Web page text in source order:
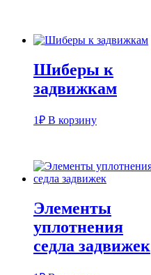
Шиберы к
задвижкам
1₽ В корзину
Элементы
уплотнения
седла задвижек